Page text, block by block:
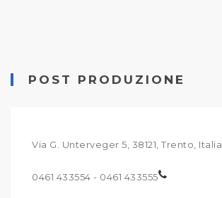
POST PRODUZIONE
Via G. Unterveger 5, 38121, Trento, Italia
0461 433554 - 0461 433555